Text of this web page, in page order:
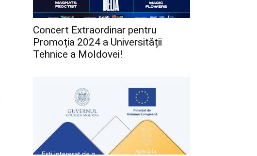
Concert Extraordinar pentru
Promoția 2024 a Universității
Tehnice a Moldovei!